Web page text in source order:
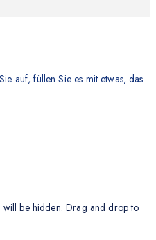
auf, füllen Sie es mit etwas, das
will be hidden. Drag and drop to